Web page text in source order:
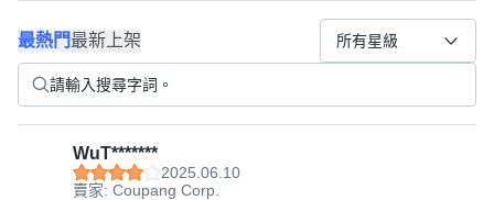
最熱門最新上架 所有星級
WuT*******
2025.06.10
賣家: Coupang Corp.